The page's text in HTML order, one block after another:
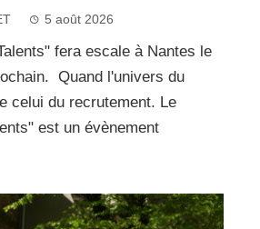
5 août 2026
fera escale à Nantes le
Quand l'univers du
celui du recrutement. Le
est un évènement